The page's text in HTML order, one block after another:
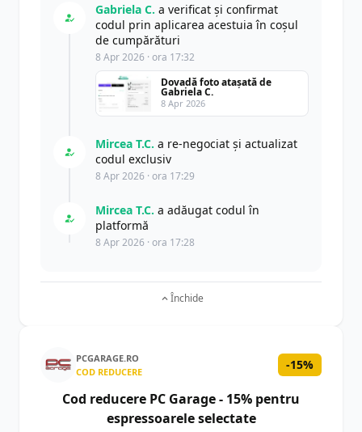
Gabriela C. a verificat și confirmat
codul prin aplicarea acestuia în coșul
de cumpărături
8 Apr 2026 · ora 17:32
Dovadă foto atașată de
Gabriela C.
8 Apr 2026
Mircea T.C. a re-negociat și actualizat
codul exclusiv
8 Apr 2026 · ora 17:29
Mircea T.C. a adăugat codul în
platformă
8 Apr 2026 · ora 17:28
Închide
PCGARAGE.RO
COD REDUCERE
-15%
Cod reducere PC Garage - 15% pentru
espressoarele selectate